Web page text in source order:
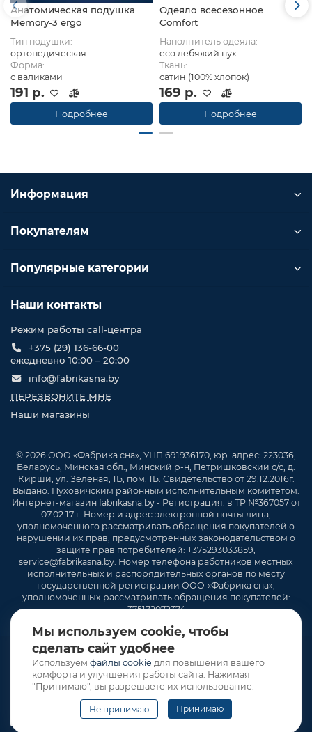
Анатомическая подушка
Memory-3 ergo
Тип подушки:
ортопедическая
Форма:
с валиками
191 р.
Подробнее
Одеяло всесезонное
Comfort
Наполнитель одеяла:
eco лебяжий пух
Ткань:
сатин (100% хлопок)
169 р.
Подробнее
Мы используем cookie, чтобы
сделать сайт удобнее
Используем файлы cookie для повышения вашего
комфорта и улучшения работы сайта. Нажимая
"Принимаю", вы разрешаете их использование.
Не принимаю Принимаю
Информация
Покупателям
Популярные категории
Наши контакты
Режим работы call-центра
+375 (29) 136-66-00
ежедневно 10:00 – 20:00
info@fabrikasna.by
ПЕРЕЗВОНИТЕ МНЕ
Наши магазины
© 2026 ООО «Фабрика сна», УНП 691936170, юр. адрес: 223036,
Беларусь, Минская обл., Минский р-н, Петришковский с/с, д.
Кирши, ул. Зелёная, 1Б, пом. 1Б. Свидетельство от 29.12.2016г.
Выдано: Пуховичским районным исполнительным комитетом.
Интернет-магазин fabrikasna.by - Регистрация. в ТР №367057 от
07.02.17 г. Номер и адрес электронной почты лица,
уполномоченного рассматривать обращения покупателей о
нарушении их прав, предусмотренных законодательством о
защите прав потребителей: +375293033859,
service@fabrikasna.by. Номер телефона работников местных
исполнительных и распорядительных органов по месту
государственной регистрации ООО «Фабрика сна»,
уполномоченных рассматривать обращения покупателей:
+375172072374 .